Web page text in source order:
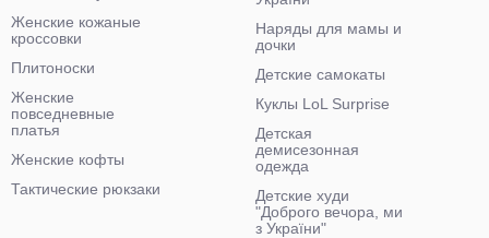
Женские кожаные
кроссовки
Плитоноски
Женские
повседневные
платья
Женские кофты
Тактические рюкзаки
Наряды для мамы и
дочки
Детские самокаты
Куклы LoL Surprise
Детская
демисезонная
одежда
Детские худи
"Доброго вечора, ми
з України"